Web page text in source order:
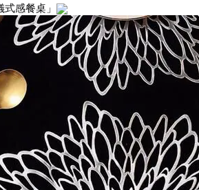
感餐桌」